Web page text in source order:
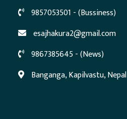
9857053501 - (Bussiness)
esajhakura2@gmail.com
9867385645 - (News)
Banganga, Kapilvastu, Nepal